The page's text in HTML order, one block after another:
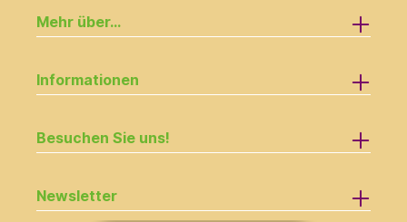
Mehr über...
Informationen
Besuchen Sie uns!
Newsletter